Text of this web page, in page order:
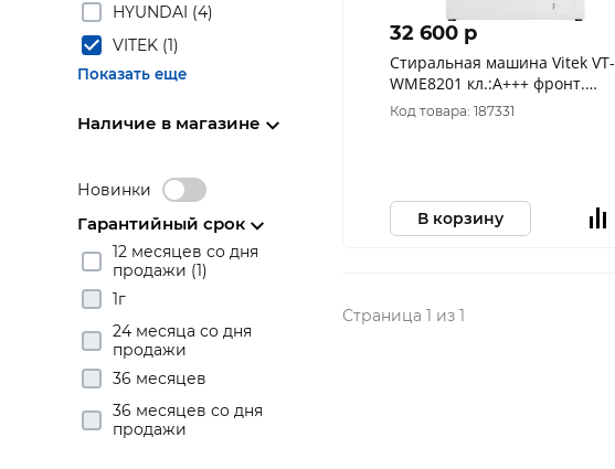
HYUNDAI (4)
VITEK (1)
Показать еще
Наличие в магазине
Новинки
Гарантийный срок
12 месяцев со дня
продажи (1)
1г
24 месяца со дня
продажи
36 месяцев
36 месяцев со дня
продажи
32 600 p
Стиральная машина Vitek VT-
WME8201 кл.:A+++ фронт.
макс.:8кг белый инвертор
Код товара: 187331
В корзину
Страница 1 из 1